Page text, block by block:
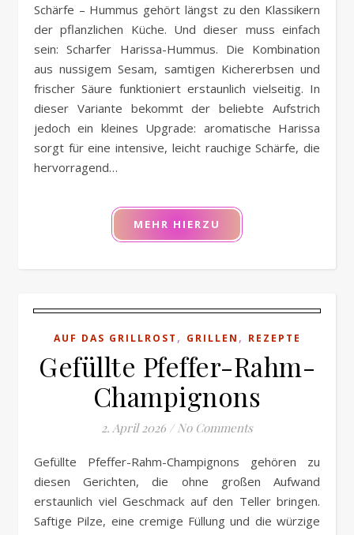
Schärfe – Hummus gehört längst zu den Klassikern
der pflanzlichen Küche. Und dieser muss einfach
sein: Scharfer Harissa-Hummus. Die Kombination
aus nussigem Sesam, samtigen Kichererbsen und
frischer Säure funktioniert erstaunlich vielseitig. In
dieser Variante bekommt der beliebte Aufstrich
jedoch ein kleines Upgrade: aromatische Harissa
sorgt für eine intensive, leicht rauchige Schärfe, die
hervorragend…
MEHR HIERZU
AUF DAS GRILLROST , GRILLEN , REZEPTE
Gefüllte Pfeffer-Rahm-
Champignons
2. April 2026 / No Comments
Gefüllte Pfeffer-Rahm-Champignons gehören zu
diesen Gerichten, die ohne großen Aufwand
erstaunlich viel Geschmack auf den Teller bringen.
Saftige Pilze, eine cremige Füllung und die würzige